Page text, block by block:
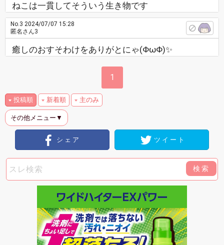
ねこは一貫してそういう生き物です
No.3 2024/07/07 15:28
匿名さん3
癒しのおすそわけをありがとにゃ(ΦωΦ)✨
1
投稿順 新着順 主のみ
その他メニュー▼
シェア ツイート
検索